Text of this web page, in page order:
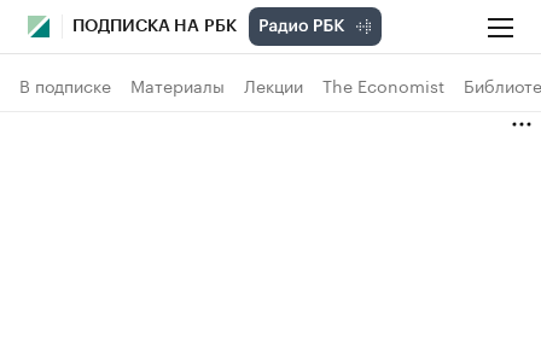
ПОДПИСКА НА РБК
В подписке Материалы Лекции The Economist